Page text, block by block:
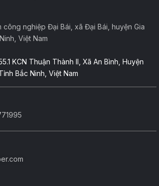
công nghiệp Đại Bái, xã Đại Bái, huyện Gia
Việt Nam
KCN Thuận Thành II, Xã An Bình, Huyện
Bắc Ninh, Việt Nam